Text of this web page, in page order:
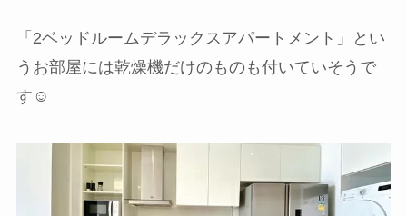
「2ベッドルームデラックスアパートメント」とい
うお部屋には乾燥機だけのものも付いていそうで
す☺️